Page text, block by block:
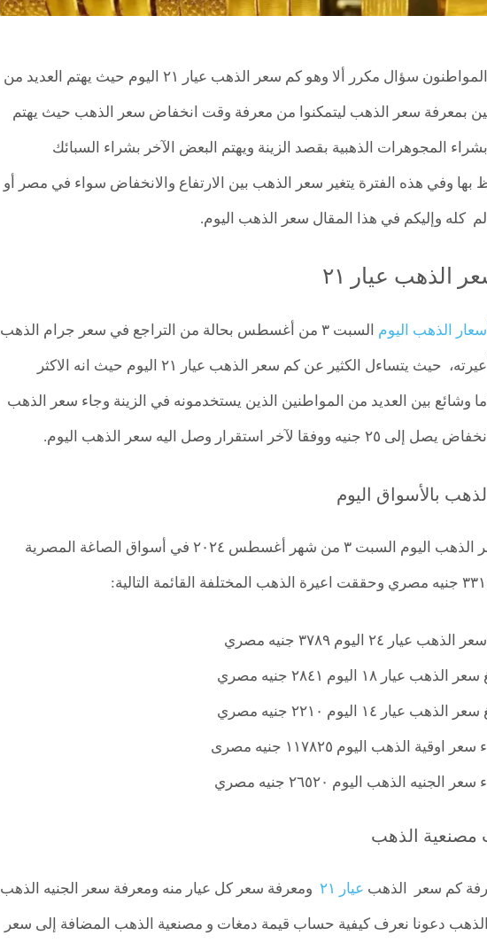
يتداول المواطنون سؤال مكرر ألا وهو كم سعر الذهب عيار ٢١ اليوم حيث يهتم العديد من
بمعرفة سعر الذهب ليتمكنوا من معرفة وقت انخفاض سعر الذهب حيث يهتم
المجوهرات الذهبية بقصد الزينة ويهتم البعض الآخر بشراء السبائك
بها وفي هذه الفترة يتغير سعر الذهب بين الارتفاع والانخفاض سواء في مصر أو
كله وإليكم في هذا المقال سعر الذهب اليوم.
الذهب عيار ٢١
أسعار الذهب اليوم السبت ٣ من أغسطس بحالة من التراجع في سعر جرام الذهب
بجميع أعيرته، حيث يتساءل الكثير عن كم سعر الذهب عيار ٢١ اليوم حيث انه الاكثر
وشائع بين العديد من المواطنين الذين يستخدمونه في الزينة وجاء سعر الذهب
٢٥ جنيه ووفقا لآخر استقرار وصل اليه سعر الذهب اليوم.
بالأسواق اليوم
جاء سعر الذهب اليوم السبت ٣ من شهر أغسطس ٢٠٢٤ في أسواق الصاغة المصرية
عيار ٢٤ اليوم ٣٧٨٩ جنيه مصري
الذهب عيار ١٨ اليوم ٢٨٤١ جنيه مصري
الذهب عيار ١٤ اليوم ٢٢١٠ جنيه مصري
اوقية الذهب اليوم ١١٧٨٢٥ جنيه مصرى
الجنيه الذهب اليوم ٢٦٥٢٠ جنيه مصري
الذهب
كم سعر الذهب عيار ٢١ ومعرفة سعر كل عيار منه ومعرفة سعر الجنيه الذهب
الذهب دعونا نعرف كيفية حساب قيمة دمغات و مصنعية الذهب المضافة إلى سعر